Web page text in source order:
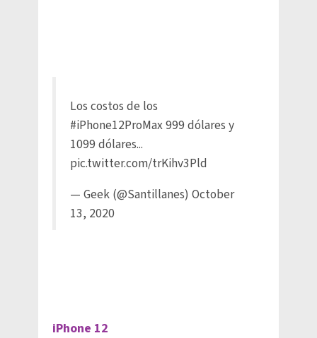
Los costos de los
#iPhone12ProMax999 dólares y
1099 dólares...
pic.twitter.com/trKihv3Pld
— Geek (@Santillanes) October
13, 2020
iPhone 12